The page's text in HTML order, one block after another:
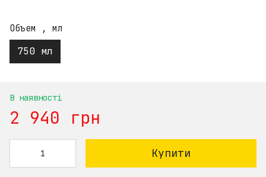
Объем , мл
750 мл
В наявності
2 940 грн
Купити